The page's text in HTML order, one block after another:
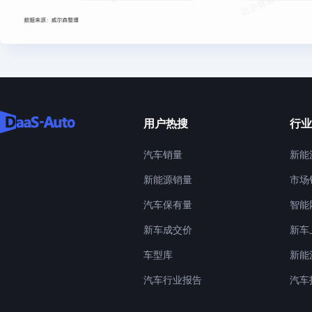
用户热搜
汽车销量
新能源销量
汽车保有量
新车成交价
车型库
汽车行业报告
行
新
市
智
新
新
汽